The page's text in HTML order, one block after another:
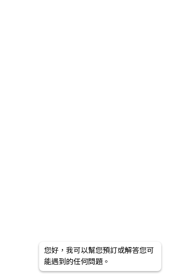
您好，我可以幫您預訂或解答您可
能遇到的任何問題。